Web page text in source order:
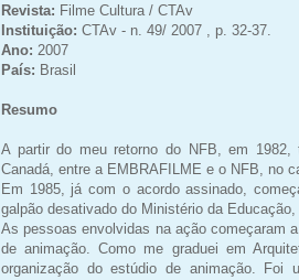
Revista: Filme Cultura / CTAv
Instituição: CTAv - n. 49/ 2007 , p. 32-37.
Ano: 2007
País: Brasil
Resumo
A partir do meu retorno do NFB, em
Canadá, entre a EMBRAFILME e o NFB, no
Em 1985, já com o acordo assinado,
galpão desativado do Ministério da
As pessoas envolvidas na ação começaram
de animação. Como me graduei em
organização do estúdio de animação. Foi